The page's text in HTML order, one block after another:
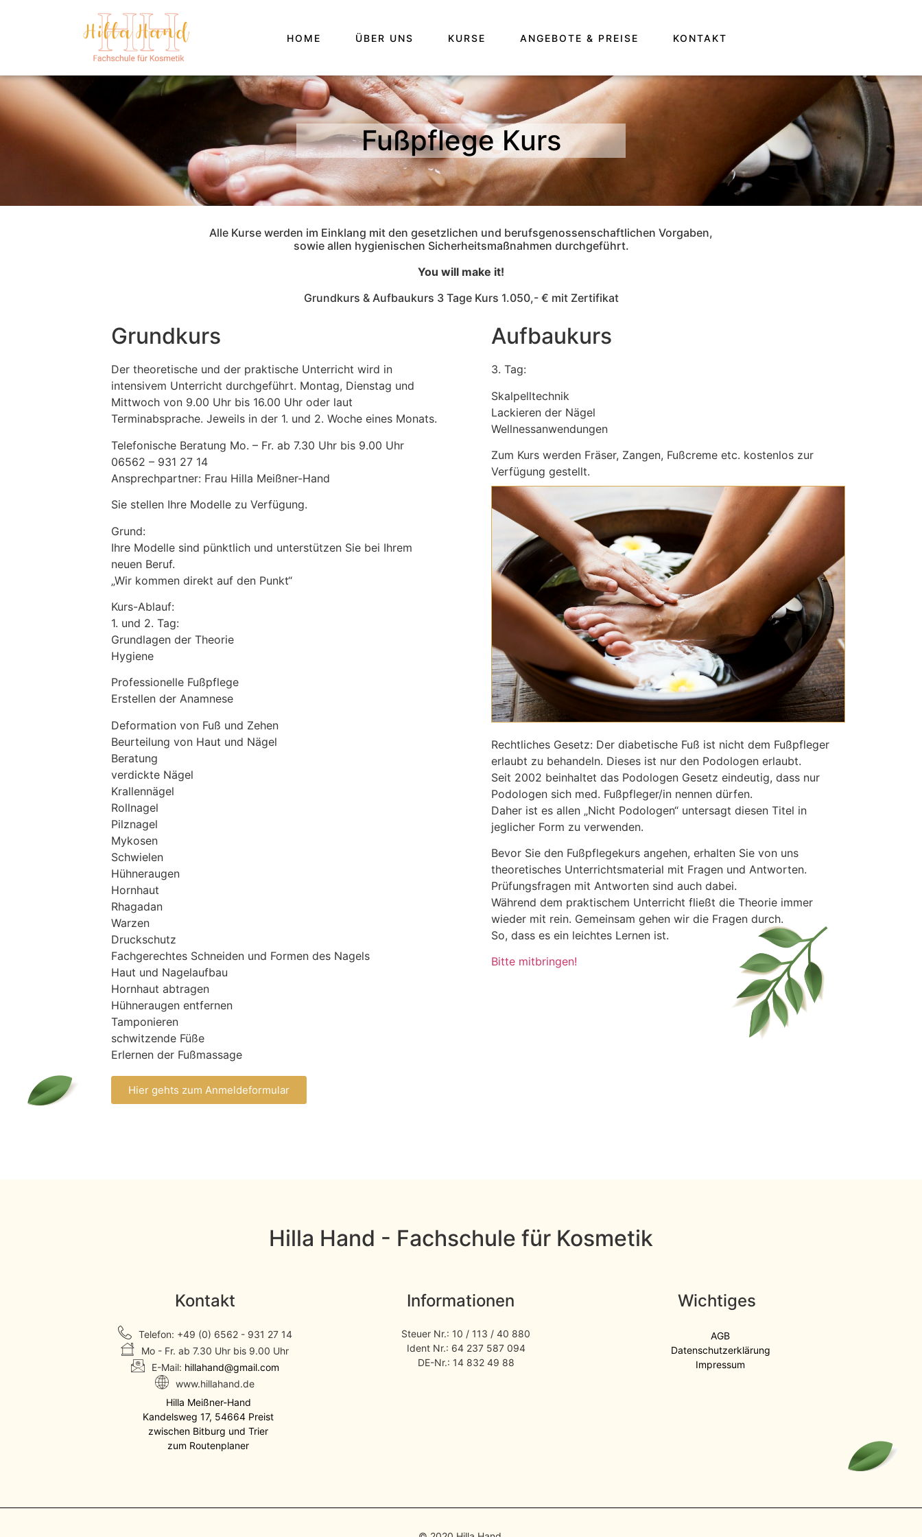
HOME ÜBER UNS KURSE ANGEBOTE & PREISE KONTAKT
Fußpflege Kurs
Alle Kurse werden im Einklang mit den gesetzlichen und berufsgenossenschaftlichen Vorgaben,
sowie allen hygienischen Sicherheitsmaßnahmen durchgeführt.
You will make it!
Grundkurs & Aufbaukurs 3 Tage Kurs 1.050,- € mit Zertifikat
Grundkurs
Der theoretische und der praktische Unterricht wird in
intensivem Unterricht durchgeführt. Montag, Dienstag und
Mittwoch von 9.00 Uhr bis 16.00 Uhr oder laut
Terminabsprache.Jeweils in der 1. und 2. Woche eines Monats.
Telefonische Beratung Mo. – Fr. ab 7.30 Uhr bis 9.00 Uhr
06562 – 931 27 14
Ansprechpartner: Frau Hilla Meißner-Hand
Sie stellen Ihre Modelle zu Verfügung.
Grund:
Ihre Modelle sind pünktlich und unterstützen Sie bei Ihrem
neuen Beruf.
„Wir kommen direkt auf den Punkt“
Kurs-Ablauf:
1. und 2. Tag:
Grundlagen der Theorie
Hygiene
Professionelle Fußpflege
Erstellen der Anamnese
Deformation von Fuß und Zehen
Beurteilung von Haut und Nägel
Beratung
verdickte Nägel
Krallennägel
Rollnagel
Pilznagel
Mykosen
Schwielen
Hühneraugen
Hornhaut
Rhagadan
Warzen
Druckschutz
Fachgerechtes Schneiden und Formen des Nagels
Haut und Nagelaufbau
Hornhaut abtragen
Hühneraugen entfernen
Tamponieren
schwitzende Füße
Erlernen der Fußmassage
Hier gehts zum Anmeldeformular
Aufbaukurs
3. Tag:
Skalpelltechnik
Lackieren der Nägel
Wellnessanwendungen
Zum Kurs werden Fräser, Zangen, Fußcreme etc. kostenlos zur
Verfügung gestellt.
Rechtliches Gesetz: Der diabetische Fuß ist nicht dem Fußpfleger
erlaubt zu behandeln. Dieses ist nur den Podologen erlaubt.
Seit 2002 beinhaltet das Podologen Gesetz eindeutig, dass nur
Podologen sich med. Fußpfleger/in nennen dürfen.
Daher ist es allen „Nicht Podologen“ untersagt diesen Titel in
jeglicher Form zu verwenden.
Bevor Sie den Fußpflegekurs angehen, erhalten Sie von uns
theoretisches Unterrichtsmaterial mit Fragen und Antworten.
Prüfungsfragen mit Antworten sind auch dabei.
Während dem praktischem Unterricht fließt die Theorie immer
wieder mit rein. Gemeinsam gehen wir die Fragen durch.
So, dass es ein leichtes Lernen ist.
Bitte mitbringen!
Hilla Hand - Fachschule für Kosmetik
Kontakt
Telefon: +49 (0) 6562 - 931 27 14
Mo - Fr. ab 7.30 Uhr bis 9.00 Uhr
E-Mail: hillahand@gmail.com
www.hillahand.de
Hilla Meißner-Hand
Kandelsweg 17, 54664 Preist
zwischen Bitburg und Trier
zum Routenplaner
Informationen
Steuer Nr.: 10 / 113 / 40 880
Ident Nr.: 64 237 587 094
DE-Nr.: 14 832 49 88​
Wichtiges
AGB
Datenschutzerklärung
Impressum